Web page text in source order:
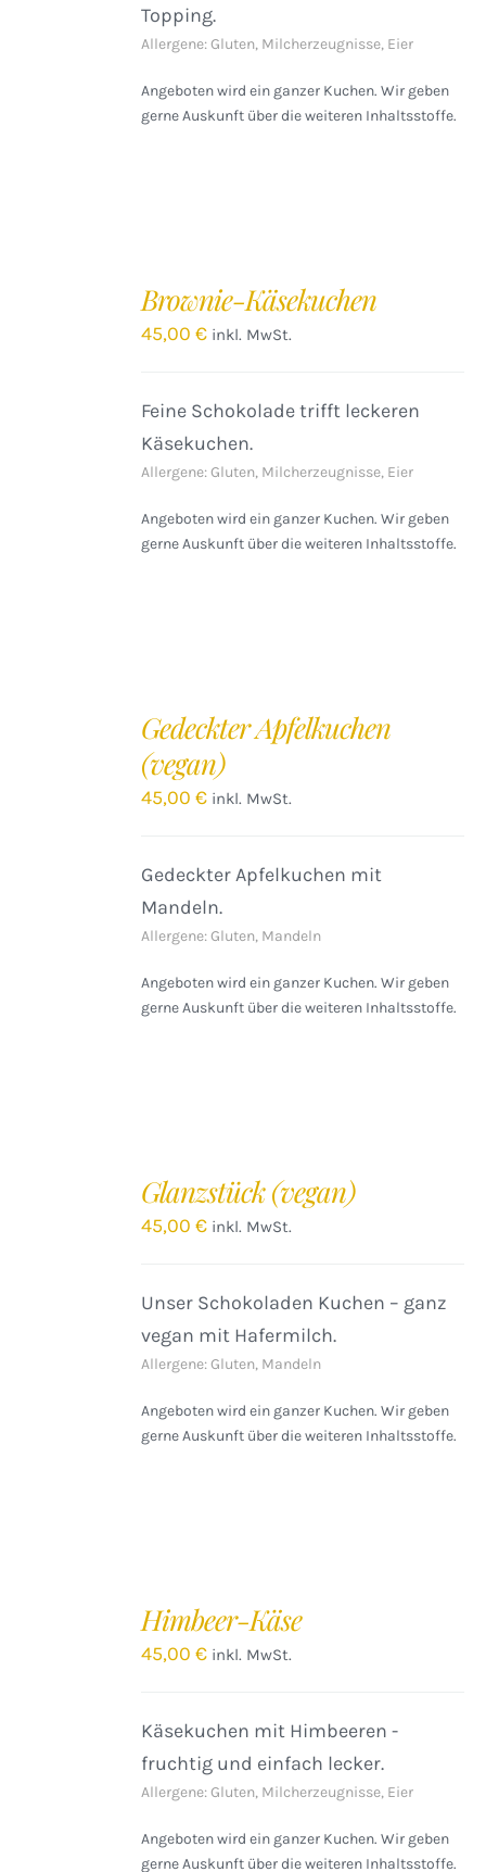
Topping.
Allergene: Gluten, Milcherzeugnisse, Eier
Angeboten wird ein ganzer Kuchen. Wir geben
gerne Auskunft über die weiteren Inhaltsstoffe.
Brownie-Käsekuchen
45,00€ inkl. MwSt.
Feine Schokolade trifft leckeren
Käsekuchen.
Allergene: Gluten, Milcherzeugnisse, Eier
Angeboten wird ein ganzer Kuchen. Wir geben
gerne Auskunft über die weiteren Inhaltsstoffe.
Gedeckter Apfelkuchen
(vegan)
45,00€ inkl. MwSt.
Gedeckter Apfelkuchen mit
Mandeln.
Allergene: Gluten, Mandeln
Angeboten wird ein ganzer Kuchen. Wir geben
gerne Auskunft über die weiteren Inhaltsstoffe.
Glanzstück (vegan)
45,00€ inkl. MwSt.
Unser Schokoladen Kuchen – ganz
vegan mit Hafermilch.
Allergene: Gluten, Mandeln
Angeboten wird ein ganzer Kuchen. Wir geben
gerne Auskunft über die weiteren Inhaltsstoffe.
Himbeer-Käse
45,00€ inkl. MwSt.
Käsekuchen mit Himbeeren -
fruchtig und einfach lecker.
Allergene: Gluten, Milcherzeugnisse, Eier
Angeboten wird ein ganzer Kuchen. Wir geben
gerne Auskunft über die weiteren Inhaltsstoffe.